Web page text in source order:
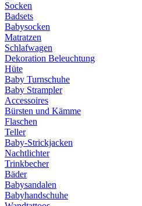
Socken
Badsets
Babysocken
Matratzen
Schlafwagen
Dekoration Beleuchtung
Hüte
Baby Turnschuhe
Baby Strampler
Accessoires
Bürsten und Kämme
Flaschen
Teller
Baby-Strickjacken
Nachtlichter
Trinkbecher
Bäder
Babysandalen
Babyhandschuhe